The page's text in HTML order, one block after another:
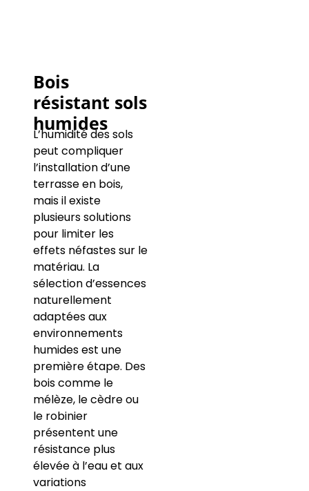
Bois
résistant sols
humides
L’humidité des sols
peut compliquer
l’installation d’une
terrasse en bois,
mais il existe
plusieurs solutions
pour limiter les
effets néfastes sur le
matériau. La
sélection d’essences
naturellement
adaptées aux
environnements
humides est une
première étape. Des
bois comme le
mélèze, le cèdre ou
le robinier
présentent une
résistance plus
élevée à l’eau et aux
variations